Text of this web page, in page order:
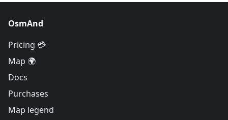
OsmAnd
Pricing 💳
Map 🌍
Docs
Purchases
Map legend